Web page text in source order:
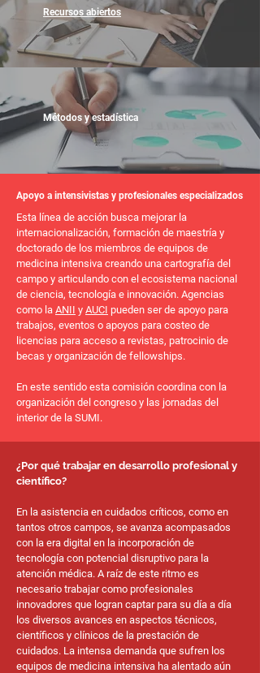
Recursos abiertos
Métodos y estadística
Apoyo a intensivistas y profesionales especializados
Esta línea de acción busca mejorar la
internacionalización, formación de maestría y
doctorado de los miembros de equipos de
medicina intensiva creando una cartografía del
campo y articulando con el ecosistema nacional
de ciencia, tecnología e innovación. Agencias
como la ANII y AUCI pueden ser de apoyo para
trabajos, eventos o apoyos para costeo de
licencias para acceso a revistas, patrocinio de
becas y organización de fellowships.
En este sentido esta comisión coordina con la
organización del congreso y las jornadas del
interior de la SUMI.
​​​​¿Por qué trabajar en desarrollo profesional y
científico?
En la asistencia en cuidados críticos, como en
tantos otros campos, se avanza acompasados
con la era digital en la incorporación de
tecnología con potencial disruptivo para la
atención médica. A raíz de este ritmo es
necesario trabajar como profesionales
innovadores que logran captar para su día a día
los diversos avances en aspectos técnicos,
científicos y clínicos de la prestación de
cuidados. La intensa demanda que sufren los
equipos de medicina intensiva ha alentado aún